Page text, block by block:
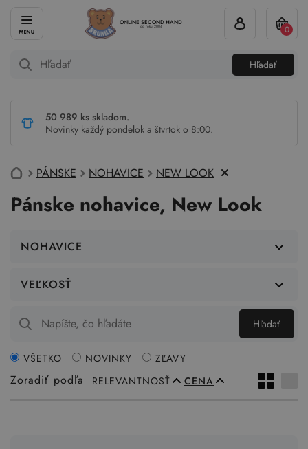
ONLINE SECOND HAND
od roku 2004
Hľadať
0
50 989 ks skladom.
Novinky každý pondelok a štvrtok o 8:00.
PÁNSKE NOHAVICE NEW LOOK
Pánske nohavice, New Look
NOHAVICE
VEĽKOSŤ
Hľadať
Zoradiť podľa RELEVANTNOSŤ CENA
VŠETKO NOVINKY ZĽAVY